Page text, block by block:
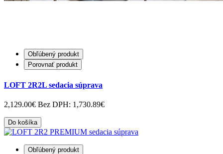
Obľúbený produkt
Porovnať produkt
LOFT 2R2L sedacia súprava
2,129.00€ Bez DPH: 1,730.89€
Do košíka
Obľúbený produkt